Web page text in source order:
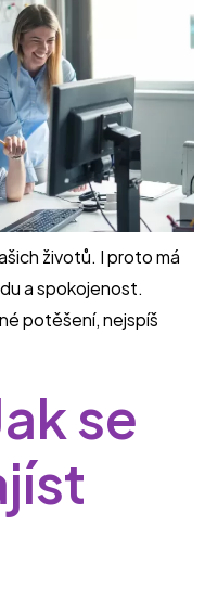
životů. I proto má
a spokojenost.
potěšení, nejspíš
se